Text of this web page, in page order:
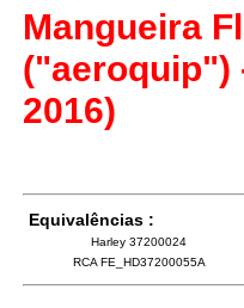
Mangueira
("aeroquip")
2016)
Equivalências :
Harley 37200024
RCA FE_HD37200055A